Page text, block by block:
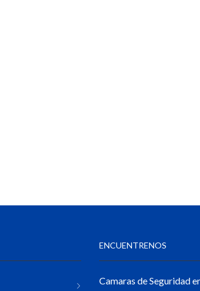
ENCUENTRENOS
Camaras de Seguridad